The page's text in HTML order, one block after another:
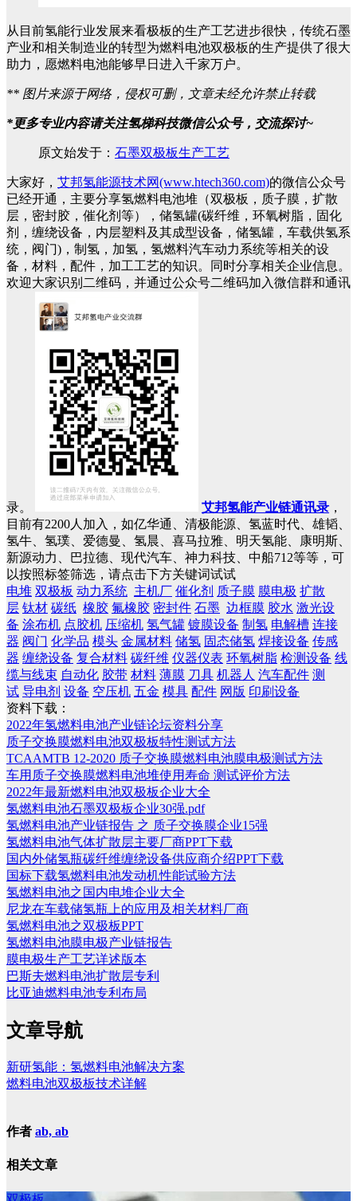
从目前氢能行业发展来看极板的生产工艺进步很快，传统石墨
产业和相关制造业的转型为燃料电池双极板的生产提供了很大
助力，愿燃料电池能够早日进入千家万户。
** 图片来源于网络，侵权可删，文章未经允许禁止转载
*更多专业内容请关注氢梯科技微信公众号，交流探讨~
原文始发于： 石墨双极板生产工艺
大家好， 艾邦氢能源技术网(www.htech360.com)的微信公众号
已经开通，主要分享氢燃料电池堆（双极板，质子膜，扩散
层，密封胶，催化剂等），储氢罐(碳纤维，环氧树脂，固化
剂，缠绕设备，内层塑料及其成型设备，储氢罐，车载供氢系
统，阀门)，制氢，加氢，氢燃料汽车动力系统等相关的设
备，材料，配件，加工工艺的知识。同时分享相关企业信息。
欢迎大家识别二维码，并通过公众号二维码加入微信群和通讯
录。 艾邦氢能产业链通讯录 ，
目前有2200人加入，如亿华通、清极能源、氢蓝时代、雄韬、
氢牛、氢璞、爱德曼、氢晨、喜马拉雅、明天氢能、康明斯、
新源动力、巴拉德、现代汽车、神力科技、中船712等等，可
以按照标签筛选，请点击下方关键词试试
电堆 双极板 动力系统 主机厂 催化剂 质子膜 膜电极 扩散
层 钛材 碳纸 橡胶 氟橡胶 密封件 石墨 边框膜 胶水 激光设
备 涂布机 点胶机 压缩机 氢气罐 镀膜设备 制氢 电解槽 连接
器 阀门 化学品 模头 金属材料 储氢 固态储氢 焊接设备 传感
器 缠绕设备 复合材料 碳纤维 仪器仪表 环氧树脂 检测设备 线
缆与线束 自动化 胶带 材料 薄膜 刀具 机器人 汽车配件 测
试 导电剂 设备 空压机 五金 模具 配件 网版 印刷设备
资料下载：
2022年氢燃料电池产业链论坛资料分享
质子交换膜燃料电池双极板特性测试方法
TCAAMTB 12-2020 质子交换膜燃料电池膜电极测试方法
车用质子交换膜燃料电池堆使用寿命 测试评价方法
2022年最新燃料电池双极板企业大全
氢燃料电池石墨双极板企业30强.pdf
氢燃料电池产业链报告 之 质子交换膜企业15强
氢燃料电池气体扩散层主要厂商PPT下载
国内外储氢瓶碳纤维缠绕设备供应商介绍PPT下载
国标下载氢燃料电池发动机性能试验方法
氢燃料电池之国内电堆企业大全
尼龙在车载储氢瓶上的应用及相关材料厂商
氢燃料电池之双极板PPT
氢燃料电池膜电极产业链报告
膜电极生产工艺详述版本
巴斯夫燃料电池扩散层专利
比亚迪燃料电池专利布局
文章导航
新研氢能：氢燃料电池解决方案
燃料电池双极板技术详解
作者 ab, ab
相关文章